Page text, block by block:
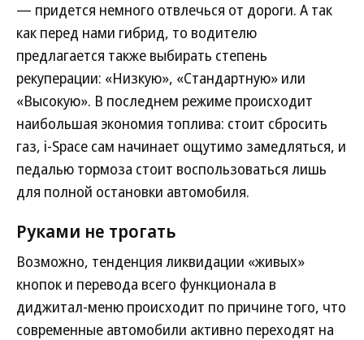
— придется немного отвлечься от дороги. А так
как перед нами гибрид, то водителю
предлагается также выбирать степень
рекуперации: «Низкую», «Стандартную» или
«Высокую». В последнем режиме происходит
наибольшая экономия топлива: стоит сбросить
газ, i-Space сам начинает ощутимо замедляться, и
педалью тормоза стоит воспользоваться лишь
для полной остановки автомобиля.
Руками не трогать
Возможно, тенденция ликвидации «живых»
кнопок и перевода всего функционала в
диджитал-меню происходит по причине того, что
современные автомобили активно переходят на